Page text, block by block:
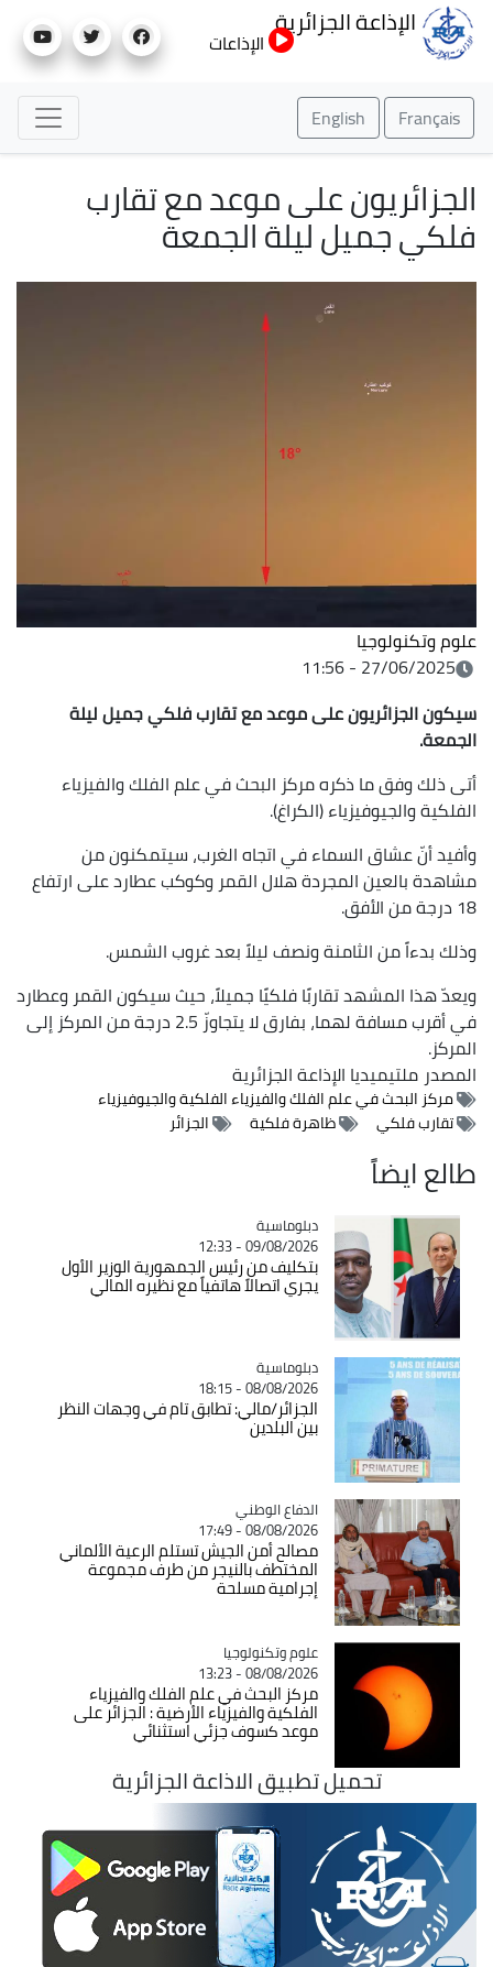
إلى
الإذاعة الجزائرية
الإذاعات
Français
English
الجزائريون على موعد مع تقارب
فلكي جميل ليلة الجمعة
علوم وتكنولوجيا
27/06/2025 - 11:56
سيكون الجزائريون على موعد مع تقارب فلكي جميل ليلة
الجمعة.
أتى ذلك وفق ما ذكره مركز البحث في علم الفلك والفيزياء
الفلكية والجيوفيزياء (الكراغ).
وأفيد أنّ عشاق السماء في اتجاه الغرب، سيتمكنون من
مشاهدة بالعين المجردة هلال القمر وكوكب عطارد على ارتفاع
18 درجة من الأفق.
وذلك بدءاً من الثامنة ونصف ليلاً بعد غروب الشمس.
ويعدّ هذا المشهد تقاربًا فلكيًا جميلاً، حيث سيكون القمر وعطارد
في أقرب مسافة لهما، بفارق لا يتجاوزّ 2.5 درجة من المركز إلى
المركز.
المصدرملتيميديا الإذاعة الجزائرية
مركز البحث في علم الفلك والفيزياء الفلكية والجيوفيزياء
تقارب فلكي
ظاهرة فلكية الجزائر
طالع ايضاً
Catégorie
دبلوماسية
09/08/2026 - 12:33
بتكليف من رئيس الجمهورية الوزير الأول
يجري اتصالاً هاتفياً مع نظيره المالي
Catégorie
دبلوماسية
08/08/2026 - 18:15
الجزائر/مالي: تطابق تام في وجهات النظر
بين البلدين
Catégorie
الدفاع الوطني
08/08/2026 - 17:49
مصالح أمن الجيش تستلم الرعية الألماني
المختطف بالنيجر من طرف مجموعة
إجرامية مسلحة
Catégorie
علوم وتكنولوجيا
08/08/2026 - 13:23
مركز البحث في علم الفلك والفيزياء
الفلكية والفيزياء الأرضية : الجزائر على
موعد كسوف جزئي استثنائي
تحميل تطبيق الاذاعة الجزائرية